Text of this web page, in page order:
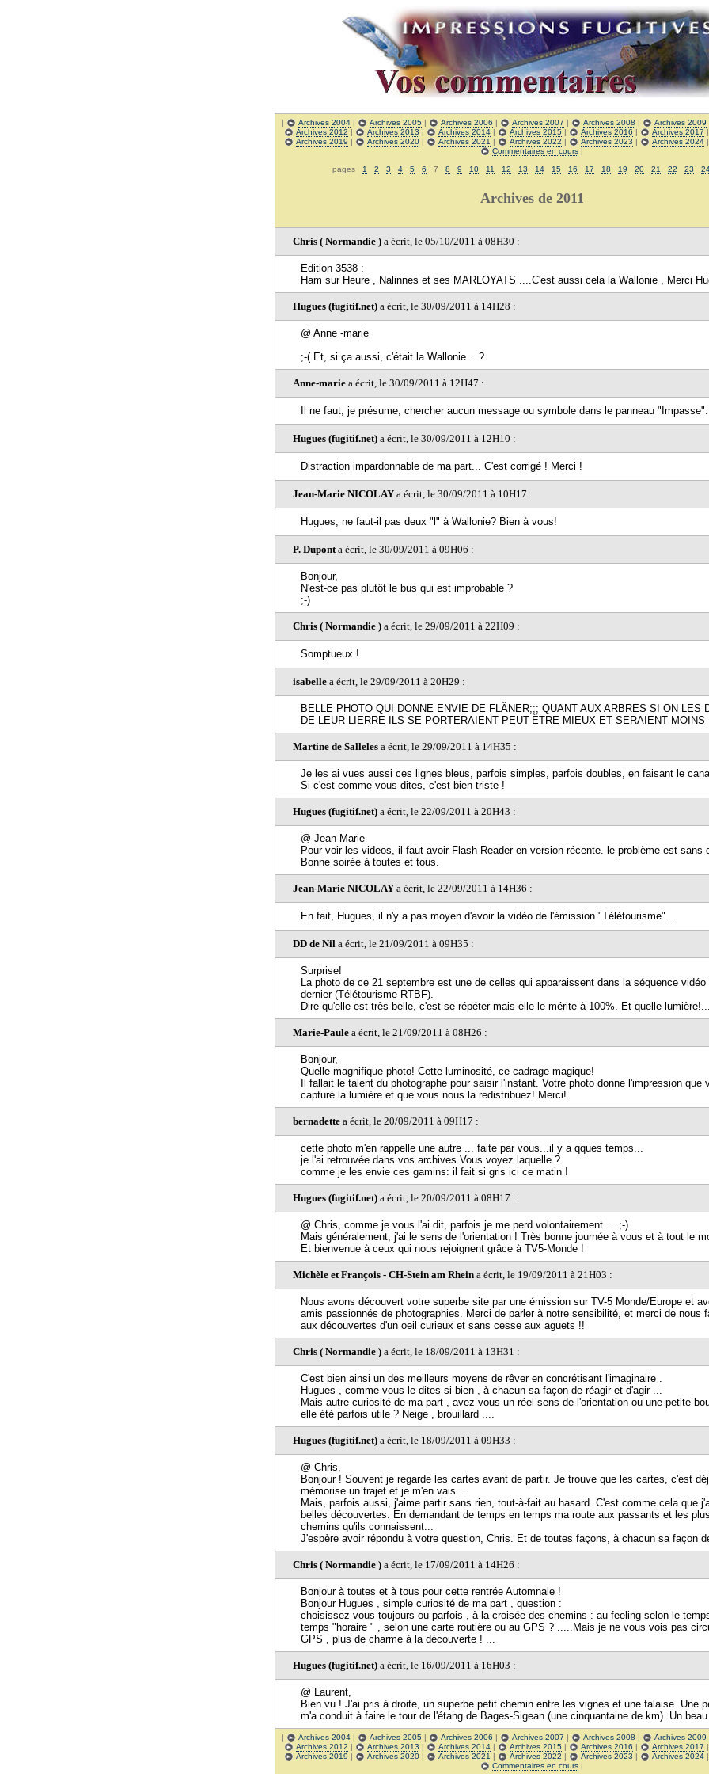
| Archives 2004| Archives 2005| Archives 2006 | Archives 2007 | Archives 2008 | Archives 2009
Archives 2012 | Archives 2013 | Archives 2014| Archives 2015| Archives 2016 | Archives 2017 |
Archives 2019 | Archives 2020| Archives 2021 | Archives 2022 | Archives 2023 | Archives 2024|
Commentaires en cours |
pages 1 2 3 4 5 6 7 8 9 10 11 12 13 14 15 16 17 18 19 20 21 22 23
Archives de 2011
Chris ( Normandie ) a écrit, le 05/10/2011 à 08H30 :
Edition 3538 :
Ham sur Heure , Nalinnes et ses MARLOYATS ....C'est aussi cela la Wallonie , Merci
Hugues (fugitif.net) a écrit, le 30/09/2011 à 14H28 :
@ Anne -marie
;-( Et, si ça aussi, c'était la Wallonie... ?
Anne-marie a écrit, le 30/09/2011 à 12H47 :
Il ne faut, je présume, chercher aucun message ou symbole dans le panneau
Hugues (fugitif.net) a écrit, le 30/09/2011 à 12H10 :
Distraction impardonnable de ma part... C'est corrigé ! Merci !
Jean-Marie NICOLAY a écrit, le 30/09/2011 à 10H17 :
Hugues, ne faut-il pas deux "l" à Wallonie? Bien à vous!
P. Duponta écrit, le 30/09/2011 à 09H06 :
Bonjour,
N'est-ce pas plutôt le bus qui est improbable ?
;-)
Chris ( Normandie ) a écrit, le 29/09/2011 à 22H09 :
Somptueux !
isabelle a écrit, le 29/09/2011 à 20H29 :
BELLE PHOTO QUI DONNE ENVIE DE FLÂNER;;; QUANT AUX ARBRES SI ON LES
DE LEUR LIERRE ILS SE PORTERAIENT PEUT-ÊTRE MIEUX ET SERAIENT MOINS
Martine de Salleles a écrit, le 29/09/2011 à 14H35 :
Je les ai vues aussi ces lignes bleus, parfois simples, parfois doubles, en faisant le
Si c'est comme vous dites, c'est bien triste !
Hugues (fugitif.net) a écrit, le 22/09/2011 à 20H43 :
@ Jean-Marie
Pour voir les videos, il faut avoir Flash Reader en version récente. le problème est sans
Bonne soirée à toutes et tous.
Jean-Marie NICOLAY a écrit, le 22/09/2011 à 14H36 :
En fait, Hugues, il n'y a pas moyen d'avoir la vidéo de l'émission "Télétourisme"...
DD de Nil a écrit, le 21/09/2011 à 09H35 :
Surprise!
La photo de ce 21 septembre est une de celles qui apparaissent dans la séquence vidéo
dernier (Télétourisme-RTBF).
Dire qu'elle est très belle, c'est se répéter mais elle le mérite à 100%. Et quelle lumière!...
Marie-Paule a écrit, le 21/09/2011 à 08H26 :
Bonjour,
Quelle magnifique photo! Cette luminosité, ce cadrage magique!
Il fallait le talent du photographe pour saisir l'instant. Votre photo donne l'impression que
capturé la lumière et que vous nous la redistribuez! Merci!
bernadette a écrit, le 20/09/2011 à 09H17 :
cette photo m'en rappelle une autre ... faite par vous...il y a qques temps...
je l'ai retrouvée dans vos archives.Vous voyez laquelle ?
comme je les envie ces gamins: il fait si gris ici ce matin !
Hugues (fugitif.net) a écrit, le 20/09/2011 à 08H17 :
@ Chris, comme je vous l'ai dit, parfois je me perd volontairement.... ;-)
Mais généralement, j'ai le sens de l'orientation ! Très bonne journée à vous et à tout le
Et bienvenue à ceux qui nous rejoignent grâce à TV5-Monde !
Michèle et François - CH-Stein am Rhein a écrit, le 19/09/2011 à 21H03 :
Nous avons découvert votre superbe site par une émission sur TV-5 Monde/Europe et
amis passionnés de photographies. Merci de parler à notre sensibilité, et merci de nous
aux découvertes d'un oeil curieux et sans cesse aux aguets !!
Chris ( Normandie ) a écrit, le 18/09/2011 à 13H31 :
C'est bien ainsi un des meilleurs moyens de rêver en concrétisant l'imaginaire .
Hugues , comme vous le dites si bien , à chacun sa façon de réagir et d'agir ...
Mais autre curiosité de ma part , avez-vous un réel sens de l'orientation ou une petite
elle été parfois utile ? Neige , brouillard ....
Hugues (fugitif.net) a écrit, le 18/09/2011 à 09H33 :
@ Chris,
Bonjour ! Souvent je regarde les cartes avant de partir. Je trouve que les cartes, c'est
mémorise un trajet et je m'en vais...
Mais, parfois aussi, j'aime partir sans rien, tout-à-fait au hasard. C'est comme cela que
belles découvertes. En demandant de temps en temps ma route aux passants et les
chemins qu'ils connaissent...
J'espère avoir répondu à votre question, Chris. Et de toutes façons, à chacun sa façon
Chris ( Normandie ) a écrit, le 17/09/2011 à 14H26 :
Bonjour à toutes et à tous pour cette rentrée Automnale !
Bonjour Hugues , simple curiosité de ma part , question :
choisissez-vous toujours ou parfois , à la croisée des chemins : au feeling selon le
temps "horaire " , selon une carte routière ou au GPS ? .....Mais je ne vous vois pas
GPS , plus de charme à la découverte ! ...
Hugues (fugitif.net) a écrit, le 16/09/2011 à 16H03 :
@ Laurent,
Bien vu ! J'ai pris à droite, un superbe petit chemin entre les vignes et une falaise. Une
m'a conduit à faire le tour de l'étang de Bages-Sigean (une cinquantaine de km). Un
| Archives 2004| Archives 2005| Archives 2006 | Archives 2007 | Archives 2008 | Archives 2009
Archives 2012 | Archives 2013 | Archives 2014| Archives 2015| Archives 2016 | Archives 2017 |
Archives 2019 | Archives 2020| Archives 2021 | Archives 2022 | Archives 2023 | Archives 2024|
Commentaires en cours |